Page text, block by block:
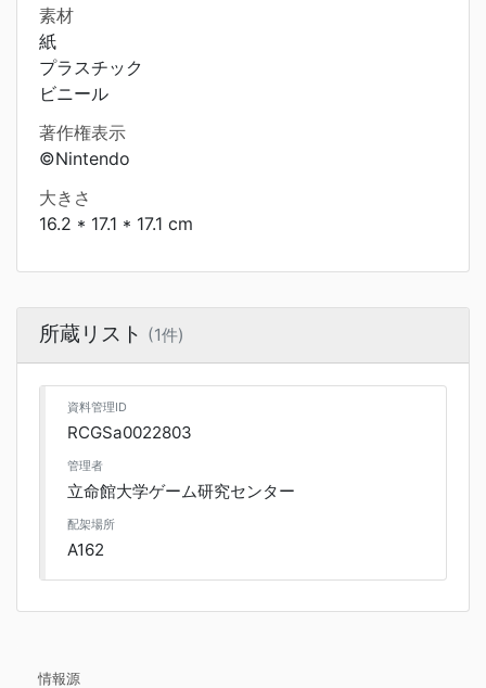
素材
紙
プラスチック
ビニール
著作権表示
©Nintendo
大きさ
16.2 * 17.1 * 17.1 cm
所蔵リスト (1件)
資料管理ID
RCGSa0022803
管理者
立命館大学ゲーム研究センター
配架場所
A162
情報源